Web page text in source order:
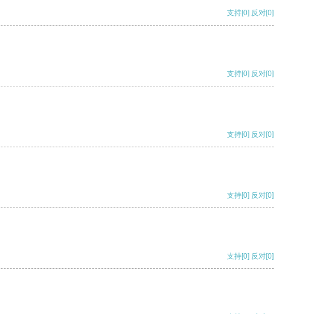
支持[0] 反对[0]
支持[0] 反对[0]
支持[0] 反对[0]
支持[0] 反对[0]
支持[0] 反对[0]